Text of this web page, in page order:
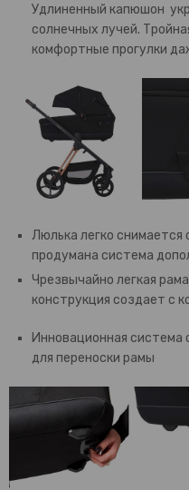
Удлиненный капюшон
солнечных лучей.
комфортные прогулки
Люлька легко снимается
продумана система
Чрезвычайно легкая
конструкция создает с
Инновационная система
для переноски рамы